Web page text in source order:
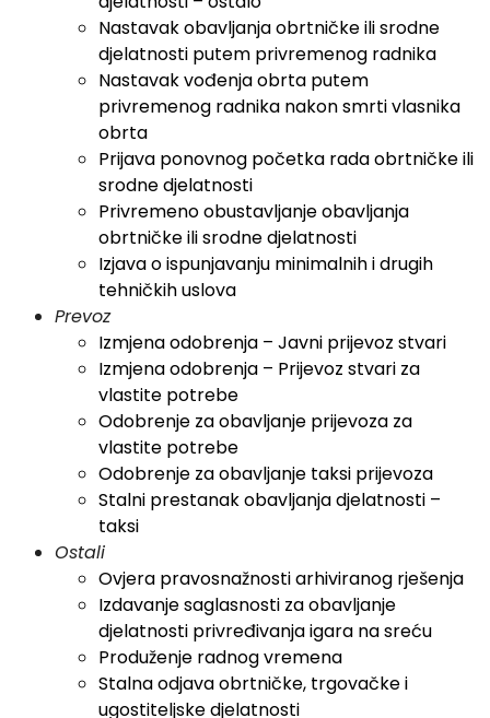
Nastavak obavljanja obrtničke ili srodne
djelatnosti putem privremenog radnika
Nastavak vođenja obrta putem
privremenog radnika nakon smrti vlasnika
obrta
Prijava ponovnog početka rada obrtničke ili
srodne djelatnosti
Privremeno obustavljanje obavljanja
obrtničke ili srodne djelatnosti
Izjava o ispunjavanju minimalnih i drugih
tehničkih uslova
Prevoz
Izmjena odobrenja – Javni prijevoz stvari
Izmjena odobrenja – Prijevoz stvari za
vlastite potrebe
Odobrenje za obavljanje prijevoza za
vlastite potrebe
Odobrenje za obavljanje taksi prijevoza
Stalni prestanak obavljanja djelatnosti –
taksi
Ostali
Ovjera pravosnažnosti arhiviranog rješenja
Izdavanje saglasnosti za obavljanje
djelatnosti privređivanja igara na sreću
Produženje radnog vremena
Stalna odjava obrtničke, trgovačke i
ugostiteljske djelatnosti